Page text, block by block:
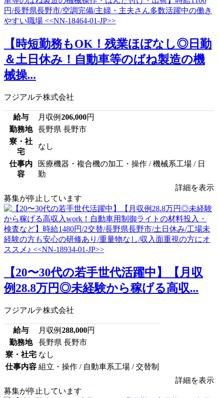
【時短勤務もOK！残業ほぼなし◎日勤
＆土日休み！自動車等のばね製造の機
械操...
フジアルテ株式会社
給与 月収例 206,000円
勤務地
長野県 長野市
寮・社
宅
なし
仕事内
容
医療機器・複合機の加工・操作 / 機械系工場 / 日
勤
詳細を表示
募集が停止しています
【20〜30代の若手世代活躍中】【月収
例28.8万円◎未経験から稼げる高収...
フジアルテ株式会社
給与 月収例 288,000円
勤務地
長野県 長野市
寮・社宅 なし
仕事内容 組立・操作 / 自動車系工場 / 交替制
詳細を表示
募集が停止しています